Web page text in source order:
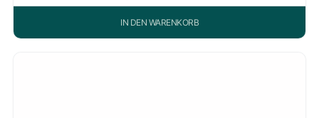
IN DEN WARENKORB